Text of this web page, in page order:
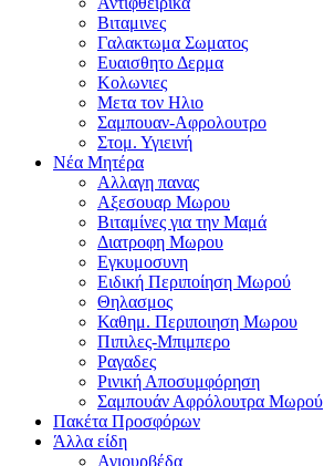
Βιταμινες
Γαλακτωμα Σωματος
Ευαισθητο Δερμα
Κολωνιες
Μετα τον Ηλιο
Σαμπουαν-Αφρολουτρο
Στομ. Υγιεινή
Νέα Μητέρα
Αλλαγη πανας
Αξεσουαρ Μωρου
Βιταμίνες για την Μαμά
Διατροφη Μωρου
Εγκυμοσυνη
Ειδική Περιποίηση Μωρού
Θηλασμος
Καθημ. Περιποιηση Μωρου
Πιπιλες-Μπιμπερο
Ραγαδες
Ρινική Αποσυμφόρηση
Σαμπουάν Αφρόλουτρα Μωρού
Πακέτα Προσφόρων
Άλλα είδη
Αγιουρβέδα